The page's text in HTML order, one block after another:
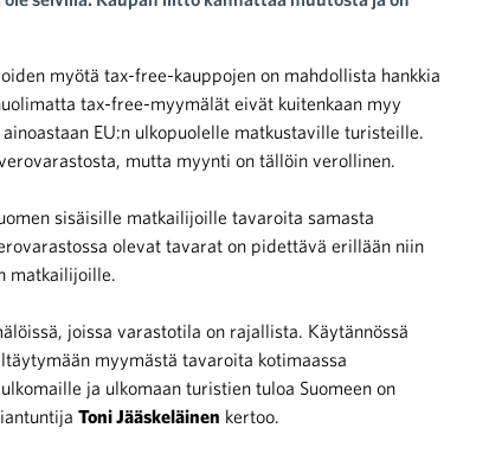
myötä tax-free-kauppojen on mahdollista hankkia
tax-free-myymälät eivät kuitenkaan myy
EU:n ulkopuolelle matkustaville turisteille.
mutta myynti on tällöin verollinen.
sisäisille matkailijoille tavaroita samasta
olevat tavarat on pidettävä erillään niin
matkailijoille.
joissa varastotila on rajallista. Käytännössä
myymästä tavaroita kotimaassa
ja ulkomaan turistien tuloa Suomeen on
Toni Jääskeläinen kertoo.